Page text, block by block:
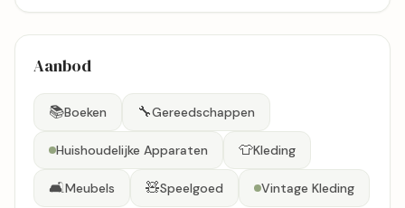
Aanbod
📚Boeken 🔧Gereedschappen
Huishoudelijke Apparaten 👕Kleding
🛋️Meubels 🧸Speelgoed Vintage Kleding